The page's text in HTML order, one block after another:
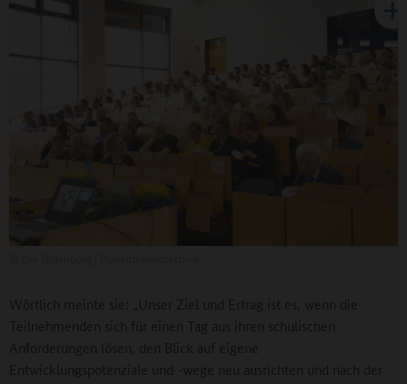
Wörtlich meinte sie: „Unser Ziel und Ertrag ist es, wenn die
Teilnehmenden sich für einen Tag aus ihren schulischen
Anforderungen lösen, den Blick auf eigene
Entwicklungspotenziale und -wege neu ausrichten und nach der